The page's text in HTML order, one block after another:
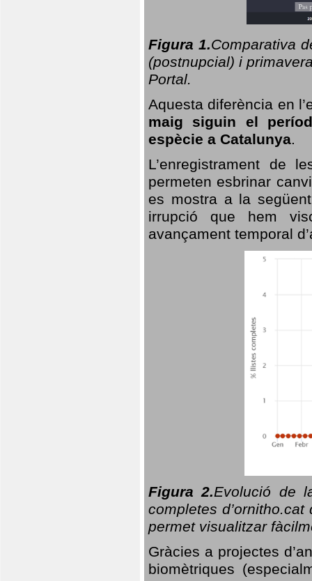
Figura 1.Comparativa
(postnupcial) i
Portal.
Aquesta diferència en
maig siguin el
espècie a Catalunya.
L’enregistrament de
permeten esbrinar
es mostra a la
irrupció que hem
avançament temporal
Figura 2.Evolució de
completes
permet visualitzar
Gràcies a projectes
biomètriques